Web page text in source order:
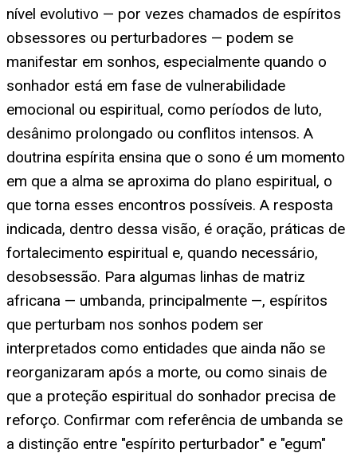
nível evolutivo — por vezes chamados de espíritos
obsessores ou perturbadores — podem se
manifestar em sonhos, especialmente quando o
sonhador está em fase de vulnerabilidade
emocional ou espiritual, como períodos de luto,
desânimo prolongado ou conflitos intensos. A
doutrina espírita ensina que o sono é um momento
em que a alma se aproxima do plano espiritual, o
que torna esses encontros possíveis. A resposta
indicada, dentro dessa visão, é oração, práticas de
fortalecimento espiritual e, quando necessário,
desobsessão. Para algumas linhas de matriz
africana — umbanda, principalmente —, espíritos
que perturbam nos sonhos podem ser
interpretados como entidades que ainda não se
reorganizaram após a morte, ou como sinais de
que a proteção espiritual do sonhador precisa de
reforço. Confirmar com referência de umbanda se
a distinção entre "espírito perturbador" e "egum"